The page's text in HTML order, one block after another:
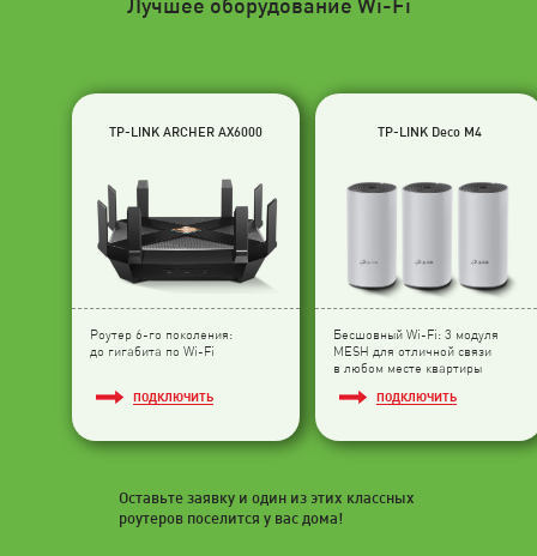
TP-LINK ARCHER AX6000
Роутер 6-го поколения:
до гигабита по Wi-Fi
ПОДКЛЮЧИТЬ
TP-LINK Deco M4
Бесшовный Wi-Fi: 3 модуля
МESH для отличной связи
в любом месте квартиры
ПОДКЛЮЧИТЬ
Оставьте заявку и один из этих классных
роутеров поселится у вас дома!